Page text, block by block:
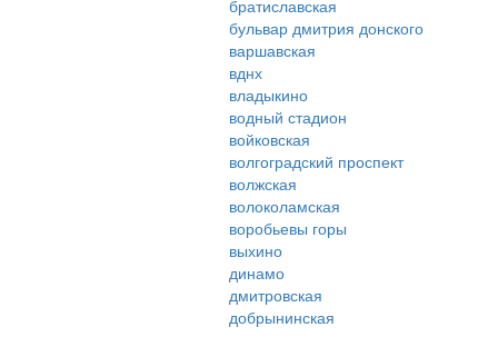
братиславская
бульвар дмитрия донского
варшавская
вднх
владыкино
водный стадион
войковская
волгоградский проспект
волжская
волоколамская
воробьевы горы
выхино
динамо
дмитровская
добрынинская